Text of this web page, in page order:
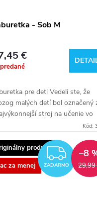
- Sob M
€
pre deti Vedeli ste, že
malých detí bol označený
stroj na učenie vo
Takmer okamžite poKód:
produkt
za menej
ZADARMO 29,99
–8